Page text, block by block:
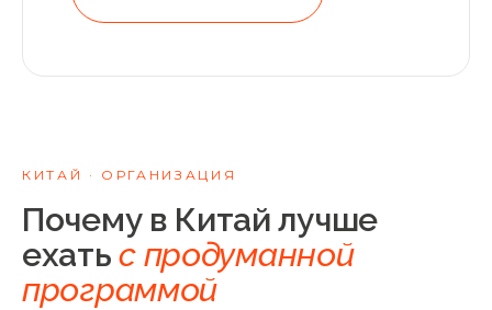
КИТАЙ · ОРГАНИЗАЦИЯ
Почему в Китай лучше
ехатьс продуманной
программой